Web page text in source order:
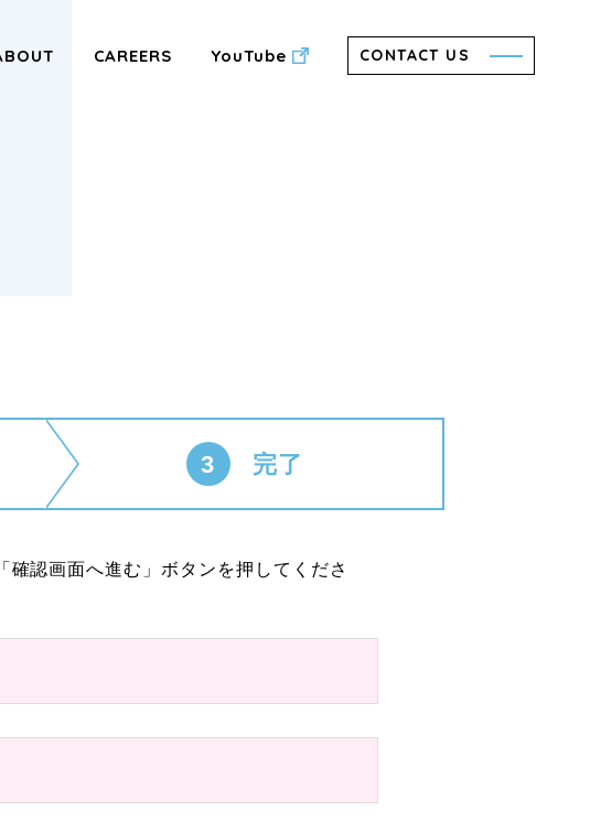
CAREERS YouTube CONTACT US
3 完了
認画面へ進む」ボタンを押してくださ